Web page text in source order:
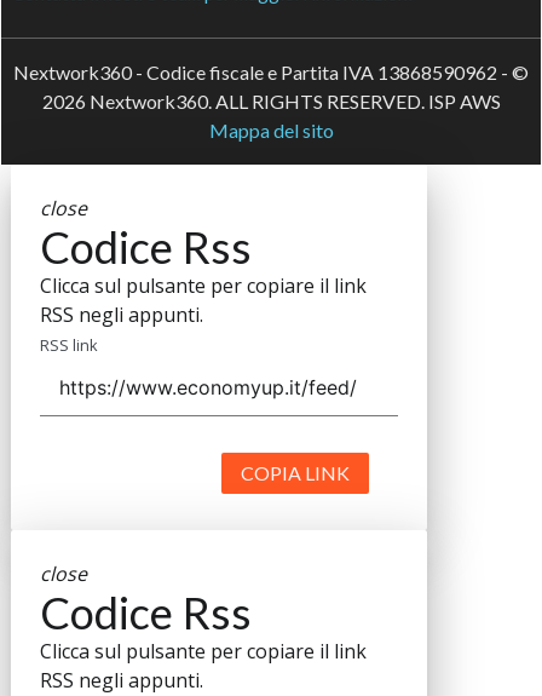
Nextwork360 - Codice fiscale e Partita IVA 13868590962 - ©
2026 Nextwork360. ALL RIGHTS RESERVED. ISP AWS
Mappa del sito
close
Codice Rss
Clicca sul pulsante per copiare il link
RSS negli appunti.
RSS link
COPIA LINK
close
Codice Rss
Clicca sul pulsante per copiare il link
RSS negli appunti.